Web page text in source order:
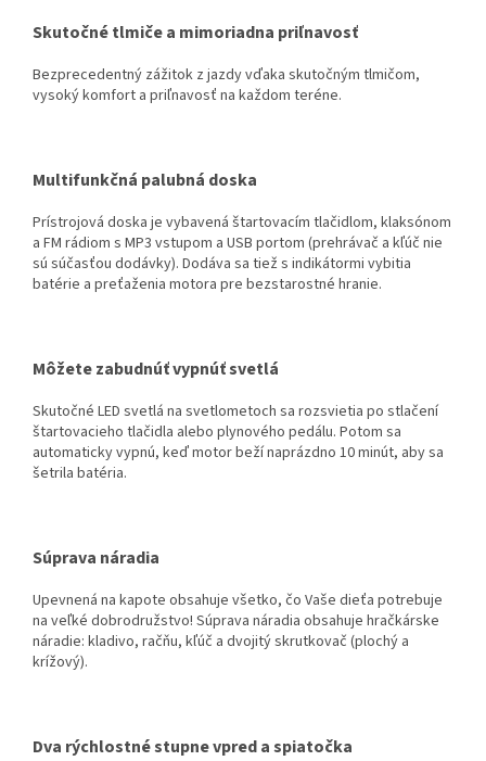
Skutočné tlmiče a mimoriadna priľnavosť
Bezprecedentný zážitok z jazdy vďaka skutočným tlmičom,
vysoký komfort a priľnavosť na každom teréne.
Multifunkčná palubná doska
Prístrojová doska je vybavená štartovacím tlačidlom, klaksónom
a FM rádiom s MP3 vstupom a USB portom (prehrávač a kľúč nie
sú súčasťou dodávky). Dodáva sa tiež s indikátormi vybitia
batérie a preťaženia motora pre bezstarostné hranie.
Môžete zabudnúť vypnúť svetlá
Skutočné LED svetlá na svetlometoch sa rozsvietia po stlačení
štartovacieho tlačidla alebo plynového pedálu. Potom sa
automaticky vypnú, keď motor beží naprázdno 10 minút, aby sa
šetrila batéria.
Súprava náradia
Upevnená na kapote obsahuje všetko, čo Vaše dieťa potrebuje
na veľké dobrodružstvo! Súprava náradia obsahuje hračkárske
náradie: kladivo, račňu, kľúč a dvojitý skrutkovač (plochý a
krížový).
Dva rýchlostné stupne vpred a spiatočka